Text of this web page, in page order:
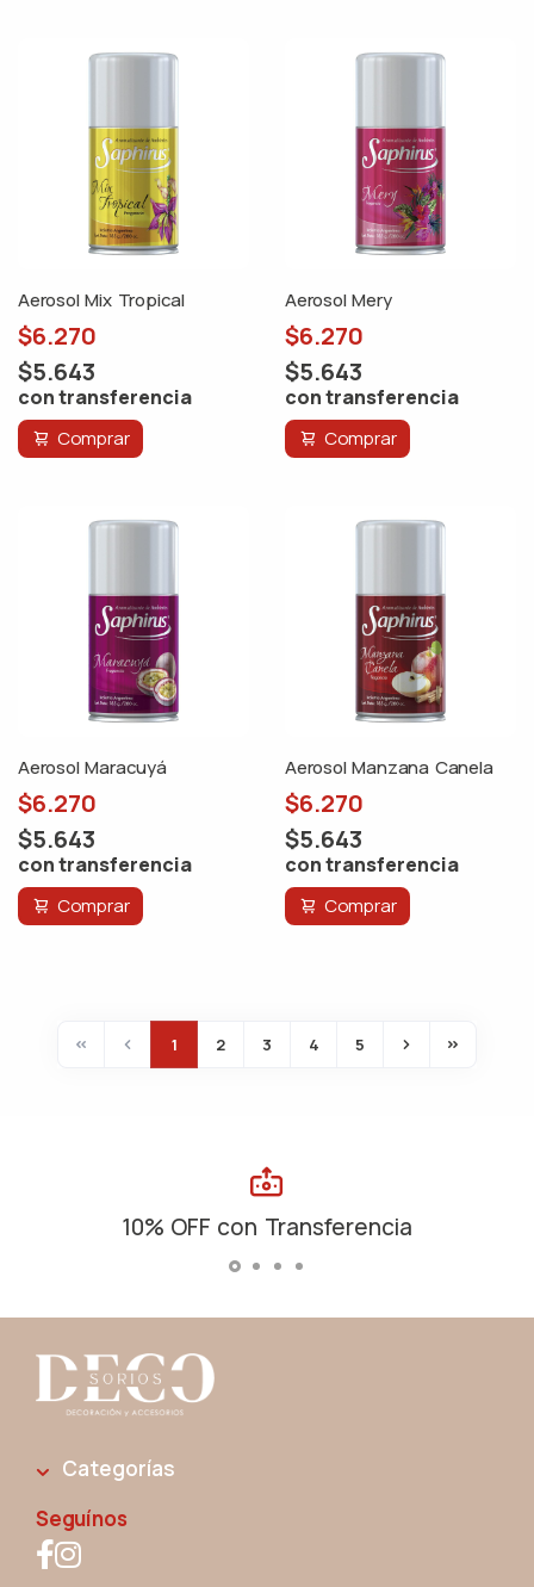
Aerosol Mix Tropical
$6.270
$5.643
con transferencia
Comprar
Aerosol Mery
$6.270
$5.643
con transferencia
Comprar
Aerosol Maracuyá
$6.270
$5.643
con transferencia
Comprar
Aerosol Manzana Canela
$6.270
$5.643
con transferencia
Comprar
1 2 3 4 5
10% OFF con Transferencia
Categorías
Seguínos